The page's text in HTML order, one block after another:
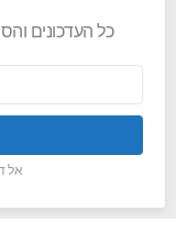
כל העדכונים
אל